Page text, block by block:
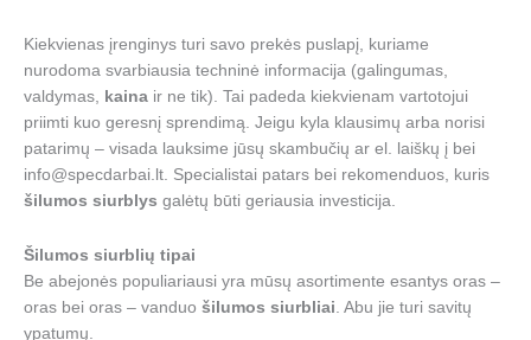
Kiekvienas įrenginys turi savo prekės puslapį, kuriame
nurodoma svarbiausia techninė informacija (galingumas,
valdymas, kaina ir ne tik). Tai padeda kiekvienam vartotojui
priimti kuo geresnį sprendimą. Jeigu kyla klausimų arba norisi
patarimų – visada lauksime jūsų skambučių ar el. laiškų į bei
info@specdarbai.lt. Specialistai patars bei rekomenduos, kuris
šilumos siurblys galėtų būti geriausia investicija.
Šilumos siurblių tipai
Be abejonės populiariausi yra mūsų asortimente esantys oras –
oras bei oras – vanduo šilumos siurbliai . Abu jie turi savitų
ypatumų.